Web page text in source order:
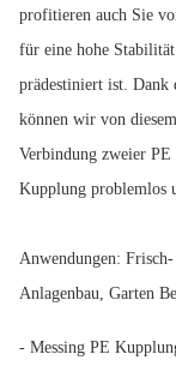
profitieren auch Sie
für eine hohe
prädestiniert ist. Dank
können wir von
Verbindung zweier
Kupplung problemlos
Anwendungen:
Anlagenbau, Garten
- Messing PE